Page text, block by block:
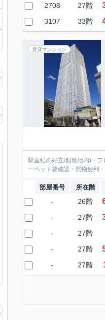
2708 27階
3107 33階
賃貸マンション
駅直結の好立地(敷地内)・
ーペット要確認・買物便利
部屋番号 所在階
- 26階
- 27階
- 27階
- 27階
- 27階